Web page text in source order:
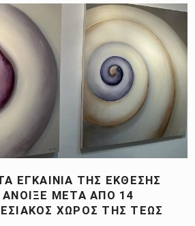
ΕΓΚΑΊΝΙΑ ΤΗΣ ΈΚΘΕΣΗΣ
ΆΝΟΙΞΕ ΜΕΤΆ ΑΠΌ 14
ΧΏΡΟΣ ΤΗΣ ΤΈΩΣ